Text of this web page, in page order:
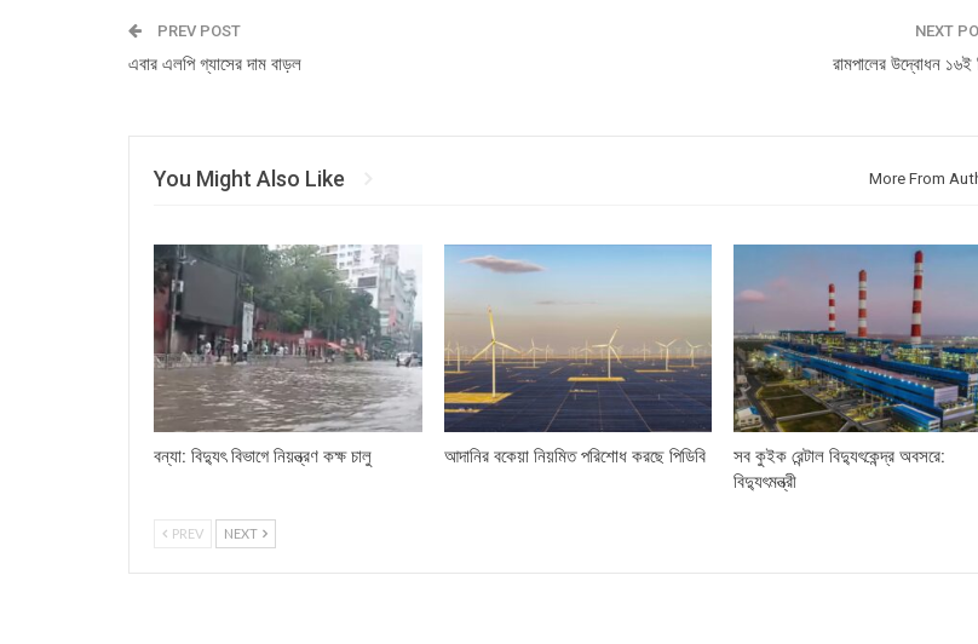
PREV POST
এবার এলপি গ্যাসের দাম বাড়ল
NEXT
রামপালের উদ্বোধন ১৬ই
You Might Also Like More From
বন্যা: বিদ্যুৎ বিভাগে নিয়ন্ত্রণ কক্ষ চালু আদানির বকেয়া নিয়মিত পরিশোধ করছে পিডিবি
সব কুইক রেন্টাল বিদ্যুৎকেন্দ্র অবসরে:
বিদ্যুৎমন্ত্রী
PREV NEXT